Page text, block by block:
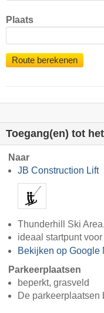
Plaats
Route berekenen
Toegang(en) tot
Naar
JB Construction Lift
Thunderhill Ski
ideaal startpunt
Bekijken op Google
Parkeerplaatsen
beperkt, grasveld
De parkeerplaatsen